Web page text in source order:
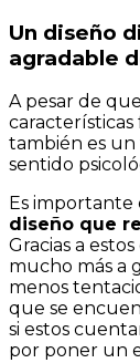
Un diseño
agradable
A pesar de
características
también es
sentido
Es
diseño que
Gracias a
mucho más a
menos
que se
si estos
por poner un